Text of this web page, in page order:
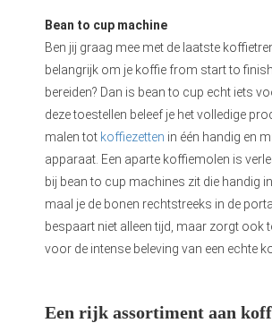
Bean to cup machine
Ben jij graag mee met de laatste
belangrijk om je koffie from start to
bereiden? Dan is bean to cup echt iets
deze toestellen beleef je het volledige
malen tot koffiezetten in één handig en
apparaat. Een aparte koffiemolen is
bij bean to cup machines zit die handig
maal je de bonen rechtstreeks in de
bespaart niet alleen tijd, maar zorgt ook
voor de intense beleving van een echte
Een rijk assortiment aan